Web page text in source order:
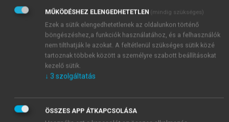
devizatartalékainak csökkenésétől sem várható
egyensúlyjavulás, habár az is leértékelődéshez vagy
csökkenő importfogyasztáshoz vezetne, hiszen az
egységes valutaövezetben nincs értelme tagállami
devizatartalékkal számolni. A fogyasztáson keresztül
kiáramló euró sem okoz árcsökkenést és így
versenyképesség-javulást a deficites országok
a túlzott importfogyasztás végül visszaveti a
MŰKÖDÉSHEZ ELENGEDHETETLEN (mindig szükséges)
Ezek a sütik elengedhetetlenek az oldalunkon történő
böngészéshez,a funkciók használatához, és a felhasználók
nem tilthatják le azokat. A feltétlenül szükséges sütik közé
tartoznak többek között a személyre szabott beállításokat
kezelő sütik.
↓ 3 szolgáltatás
ÖSSZES APP ÁTKAPCSOLÁSA